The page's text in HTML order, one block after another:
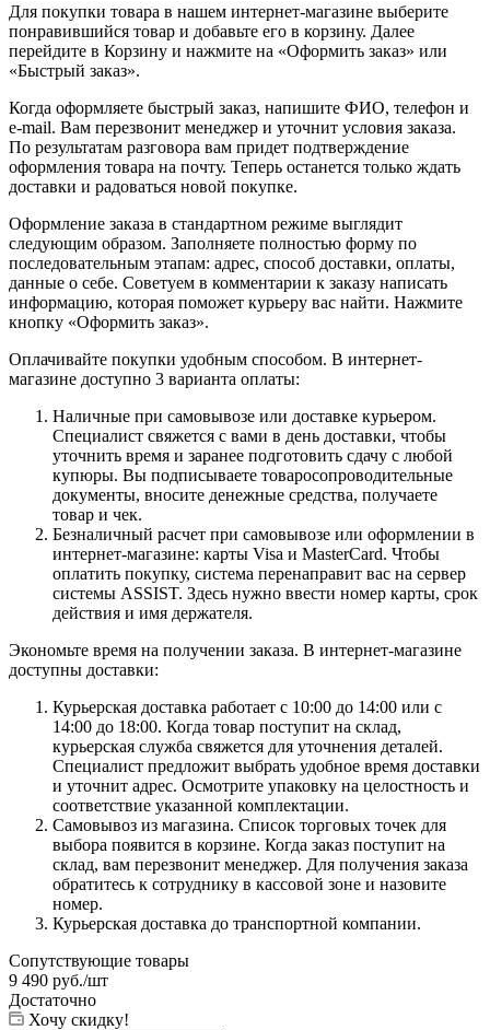
Для покупки товара в нашем интернет-магазине выберите
понравившийся товар и добавьте его в корзину. Далее
перейдите в Корзину и нажмите на «Оформить заказ» или
«Быстрый заказ».
Когда оформляете быстрый заказ, напишите ФИО, телефон и
e-mail. Вам перезвонит менеджер и уточнит условия заказа.
По результатам разговора вам придет подтверждение
оформления товара на почту. Теперь останется только ждать
доставки и радоваться новой покупке.
Оформление заказа в стандартном режиме выглядит
следующим образом. Заполняете полностью форму по
последовательным этапам: адрес, способ доставки, оплаты,
данные о себе. Советуем в комментарии к заказу написать
информацию, которая поможет курьеру вас найти. Нажмите
кнопку «Оформить заказ».
Оплачивайте покупки удобным способом. В интернет-
магазине доступно 3 варианта оплаты:
Наличные при самовывозе или доставке курьером.
Специалист свяжется с вами в день доставки, чтобы
уточнить время и заранее подготовить сдачу с любой
купюры. Вы подписываете товаросопроводительные
документы, вносите денежные средства, получаете
товар и чек.
Безналичный расчет при самовывозе или оформлении в
интернет-магазине: карты Visa и MasterCard. Чтобы
оплатить покупку, система перенаправит вас на сервер
системы ASSIST. Здесь нужно ввести номер карты, срок
действия и имя держателя.
Экономьте время на получении заказа. В интернет-магазине
доступны доставки:
Курьерская доставка работает с 10:00 до 14:00 или с
14:00 до 18:00. Когда товар поступит на склад,
курьерская служба свяжется для уточнения деталей.
Специалист предложит выбрать удобное время доставки
и уточнит адрес. Осмотрите упаковку на целостность и
соответствие указанной комплектации.
Самовывоз из магазина. Список торговых точек для
выбора появится в корзине. Когда заказ поступит на
склад, вам перезвонит менеджер. Для получения заказа
обратитесь к сотруднику в кассовой зоне и назовите
номер.
Курьерская доставка до транспортной компании.
Сопутствующие товары
9 490 руб./шт
Достаточно
Хочу скидку!